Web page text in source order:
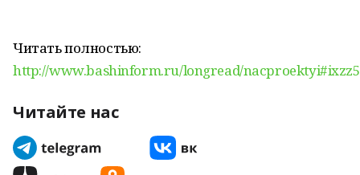
Читать полностью:
http://www.bashinform.ru/longread/
Читайте нас